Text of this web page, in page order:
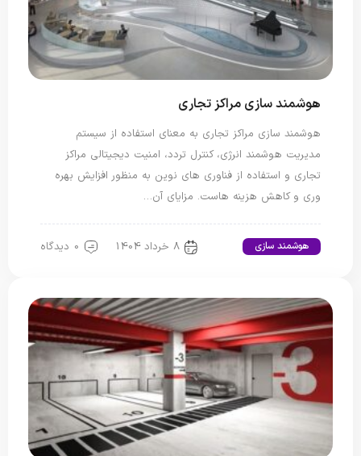
هوشمند سازی مراکز تجاری
هوشمند سازی مراکز تجاری به معنای استفاده از سیستم
مدیریت هوشمند انرژی، کنترل تردد، امنیت دیجیتالی مراکز
تجاری و استفاده از فناوری های نوین به منظور افزایش بهره
وری و کاهش هزینه هاست. مزایای آن…
هوشمند سازی 8 خرداد 1404 0 دیدگاه